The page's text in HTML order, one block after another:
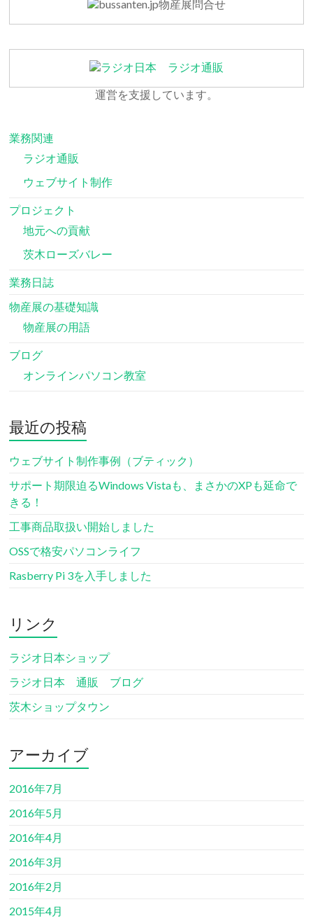
運営を支援しています。
業務関連
ラジオ通販
ウェブサイト制作
プロジェクト
地元への貢献
茨木ローズバレー
業務日誌
物産展の基礎知識
物産展の用語
ブログ
オンラインパソコン教室
最近の投稿
ウェブサイト制作事例（ブティック）
サポート期限迫るWindows Vistaも、まさかのXPも延命で
きる！
工事商品取扱い開始しました
OSSで格安パソコンライフ
Rasberry Pi 3を入手しました
リンク
ラジオ日本ショップ
ラジオ日本 通販 ブログ
茨木ショップタウン
アーカイブ
2016年7月
2016年5月
2016年4月
2016年3月
2016年2月
2015年4月